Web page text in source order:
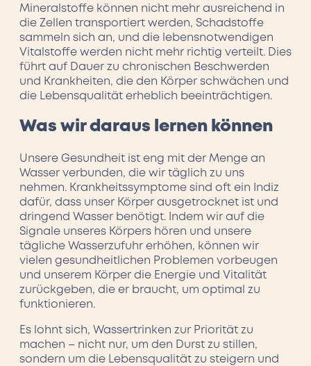
Mineralstoffe können nicht mehr ausreichend in
die Zellen transportiert werden, Schadstoffe
sammeln sich an, und die lebensnotwendigen
Vitalstoffe werden nicht mehr richtig verteilt. Dies
führt auf Dauer zu chronischen Beschwerden
und Krankheiten, die den Körper schwächen und
die Lebensqualität erheblich beeinträchtigen.
Was wir daraus lernen können
Unsere Gesundheit ist eng mit der Menge an
Wasser verbunden, die wir täglich zu uns
nehmen. Krankheitssymptome sind oft ein Indiz
dafür, dass unser Körper ausgetrocknet ist und
dringend Wasser benötigt. Indem wir auf die
Signale unseres Körpers hören und unsere
tägliche Wasserzufuhr erhöhen, können wir
vielen gesundheitlichen Problemen vorbeugen
und unserem Körper die Energie und Vitalität
zurückgeben, die er braucht, um optimal zu
funktionieren.
Es lohnt sich, Wassertrinken zur Priorität zu
machen – nicht nur, um den Durst zu stillen,
sondern um die Lebensqualität zu steigern und